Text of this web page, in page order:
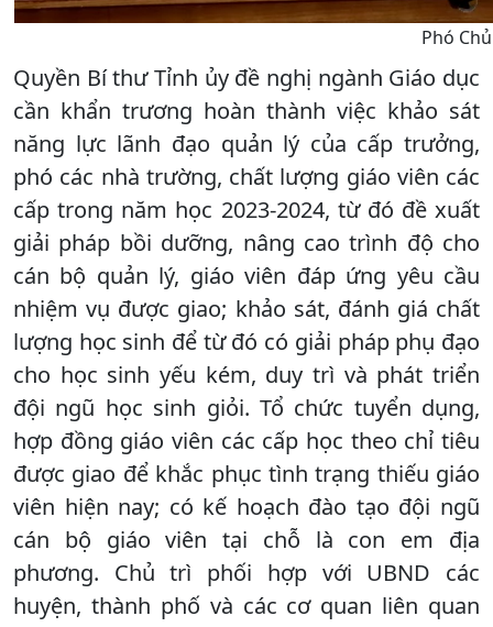
Phó
Quyền Bí thư Tỉnh ủy đề nghị ngành Giáo dục
cần khẩn trương hoàn thành việc khảo sát
năng lực lãnh đạo quản lý của cấp trưởng,
phó các nhà trường, chất lượng giáo viên các
cấp trong năm học 2023-2024, từ đó đề xuất
giải pháp bồi dưỡng, nâng cao trình độ cho
cán bộ quản lý, giáo viên đáp ứng yêu cầu
nhiệm vụ được giao; khảo sát, đánh giá chất
lượng học sinh để từ đó có giải pháp phụ đạo
cho học sinh yếu kém, duy trì và phát triển
đội ngũ học sinh giỏi. Tổ chức tuyển dụng,
hợp đồng giáo viên các cấp học theo chỉ tiêu
được giao để khắc phục tình trạng thiếu giáo
viên hiện nay; có kế hoạch đào tạo đội ngũ
cán bộ giáo viên tại chỗ là con em địa
phương. Chủ trì phối hợp với UBND các
huyện, thành phố và các cơ quan liên quan